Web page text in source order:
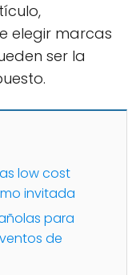
elegir marcas
ser la
low cost
invitada
para
de